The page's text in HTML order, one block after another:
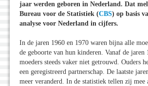
jaar werden geboren in Nederland. Dat
Bureau voor de Statistiek (CBS) op basis
analyse voor Nederland in cijfers.
In de jaren 1960 en 1970 waren bijna alle
de geboorte van hun kinderen. Vanaf de jaren
moeders steeds vaker niet getrouwd. Ouders
een geregistreerd partnerschap. De laatste
meer veranderd. In de statistiek tellen zij mee